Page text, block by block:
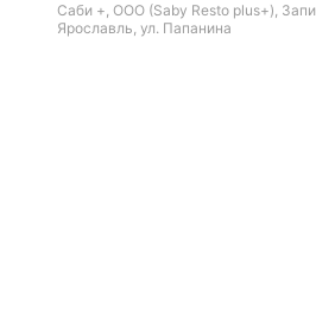
Саби +, ООО (Saby Resto plus+),
Ярославль, ул. Папанина